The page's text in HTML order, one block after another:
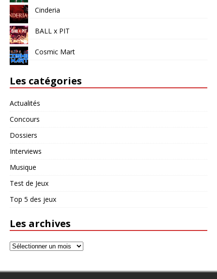
Cinderia
BALL x PIT
Cosmic Mart
Les catégories
Actualités
Concours
Dossiers
Interviews
Musique
Test de Jeux
Top 5 des jeux
Les archives